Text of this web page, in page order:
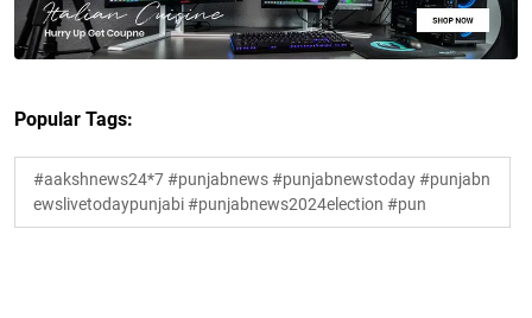
Popular Tags:
#aakshnews24*7 #punjabnews #punjabnewstoday #punjabn
ewslivetodaypunjabi #punjabnews2024election #pun